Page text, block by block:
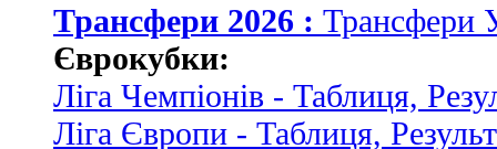
Трансфери 2026 : Трансфери
Єврокубки:
Ліга Чемпіонів - Таблиця,
Ліга Європи - Таблиця,